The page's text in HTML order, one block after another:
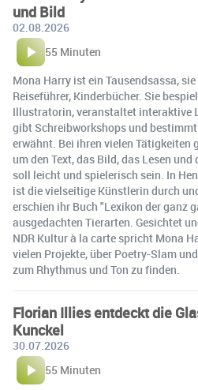
und Bild
02.08.2026
55 Minuten
Mona Harry ist ein Tausendsassa,
Reiseführer, Kinderbücher. Sie
Illustratorin, veranstaltet interaktive
gibt Schreibworkshops und
erwähnt. Bei ihren vielen Tätigkeiten
um den Text, das Bild, das Lesen
soll leicht und spielerisch sein. In
ist die vielseitige Künstlerin durch
erschien ihr Buch "Lexikon der ganz
ausgedachten Tierarten. Gesichtet
NDR Kultur à la carte spricht Mona
vielen Projekte, über Poetry-Slam
zum Rhythmus und Ton zu finden.
Florian Illies entdeckt die
Kunckel
30.07.2026
55 Minuten